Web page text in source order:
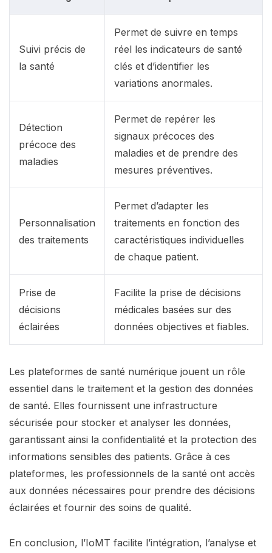
Suivi précis de
la santé
Permet de suivre en temps
réel les indicateurs de santé
clés et d’identifier les
variations anormales.
Détection
précoce des
maladies
Permet de repérer les
signaux précoces des
maladies et de prendre des
mesures préventives.
Personnalisation
des traitements
Permet d’adapter les
traitements en fonction des
caractéristiques individuelles
de chaque patient.
Prise de
décisions
éclairées
Facilite la prise de décisions
médicales basées sur des
données objectives et fiables.
Les plateformes de santé numérique jouent un rôle
essentiel dans le traitement et la gestion des données
de santé. Elles fournissent une infrastructure
sécurisée pour stocker et analyser les données,
garantissant ainsi la confidentialité et la protection des
informations sensibles des patients. Grâce à ces
plateformes, les professionnels de la santé ont accès
aux données nécessaires pour prendre des décisions
éclairées et fournir des soins de qualité.
En conclusion, l’IoMT facilite l’intégration, l’analyse et